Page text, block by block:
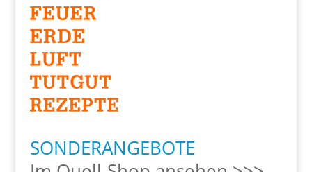
SONDERANGEBOTE